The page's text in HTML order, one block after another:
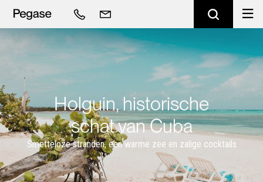
Holguin, historische
schat van Cuba
Smetteloze stranden, een warme zee en zalige cocktails